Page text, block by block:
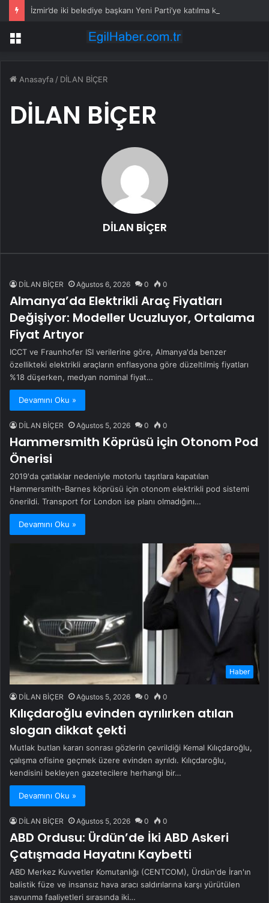
İzmir’de iki belediye başkanı Yeni Parti’ye katılma kararı aldı
Menü
Anasayfa / DİLAN BİÇER
DİLAN BİÇER
DİLAN BİÇER
DİLAN BİÇER Ağustos 6, 2026 0 0
Almanya’da Elektrikli Araç Fiyatları
Değişiyor: Modeller Ucuzluyor, Ortalama
Fiyat Artıyor
ICCT ve Fraunhofer ISI verilerine göre, Almanya'da benzer
özellikteki elektrikli araçların enflasyona göre düzeltilmiş fiyatları
%18 düşerken, medyan nominal fiyat…
Devamını Oku »
DİLAN BİÇER Ağustos 5, 2026 0 0
Hammersmith Köprüsü için Otonom Pod
Önerisi
2019'da çatlaklar nedeniyle motorlu taşıtlara kapatılan
Hammersmith-Barnes köprüsü için otonom elektrikli pod sistemi
önerildi. Transport for London ise planı olmadığını…
Devamını Oku »
Haber
DİLAN BİÇER Ağustos 5, 2026 0 0
Kılıçdaroğlu evinden ayrılırken atılan
slogan dikkat çekti
Mutlak butlan kararı sonrası gözlerin çevrildiği Kemal Kılıçdaroğlu,
çalışma ofisine geçmek üzere evinden ayrıldı. Kılıçdaroğlu,
kendisini bekleyen gazetecilere herhangi bir…
Devamını Oku »
DİLAN BİÇER Ağustos 5, 2026 0 0
ABD Ordusu: Ürdün’de İki ABD Askeri
Çatışmada Hayatını Kaybetti
ABD Merkez Kuvvetler Komutanlığı (CENTCOM), Ürdün'de İran'ın
balistik füze ve insansız hava aracı saldırılarına karşı yürütülen
savunma faaliyetleri sırasında iki…